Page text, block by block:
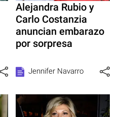
Alejandra Rubio y
Carlo Costanzia
anuncian embarazo
por sorpresa
Jennifer Navarro